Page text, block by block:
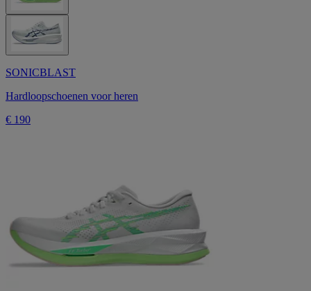
SONICBLAST
Hardloopschoenen voor heren
€ 190